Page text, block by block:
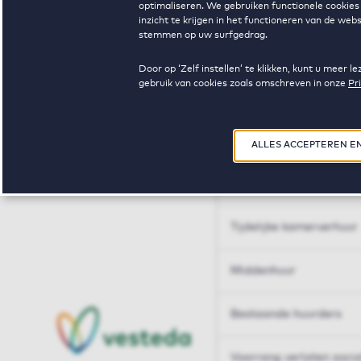
optimaliseren. We gebruiken functionele
inzicht te krijgen in het functioneren van de
stemmen op uw surfgedrag.
Door op ‘Zelf instellen’ te klikken, kunt u meer
gebruik van cookies zoals omschreven in onze
ALLES ACCEPTEREN
Huren op maat
Tijdelijke kamerverhuur
Middenhuur
Bestaande huurders
Voorrang verlaten